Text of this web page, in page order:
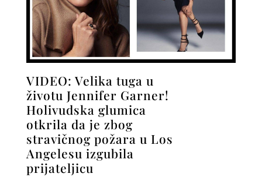
VIDEO: Velika tuga u
životu Jennifer Garner!
Holivudska glumica
otkrila da je zbog
stravičnog požara u Los
Angelesu izgubila
prijateljicu